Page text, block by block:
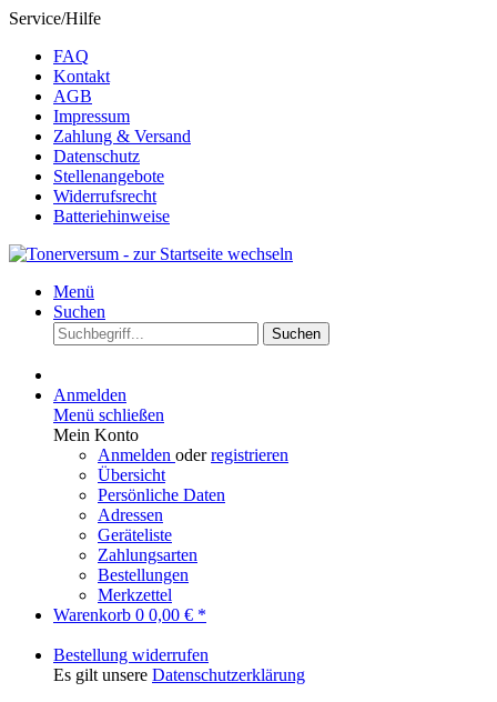
Service/Hilfe
FAQ
Kontakt
AGB
Impressum
Zahlung & Versand
Datenschutz
Stellenangebote
Widerrufsrecht
Batteriehinweise
Menü
Suchen
Suchen
Anmelden
Menü schließen
Mein Konto
Anmelden oderregistrieren
Übersicht
Persönliche Daten
Adressen
Geräteliste
Zahlungsarten
Bestellungen
Merkzettel
Warenkorb 0 0,00 € *
Bestellung widerrufen
Es gilt unsere Datenschutzerklärung